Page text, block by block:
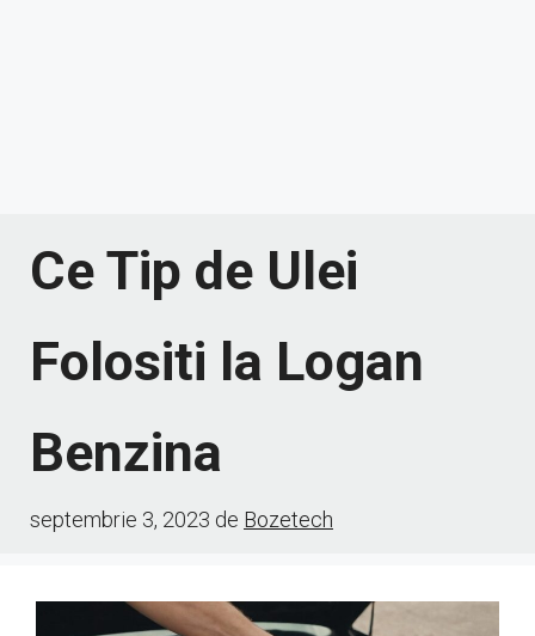
Ce Tip de Ulei
Folositi la Logan
Benzina
septembrie 3, 2023 de Bozetech